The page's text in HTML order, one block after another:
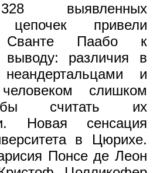
выявленных
цепочек привели
Сванте Паабо к
выводу: различия в
и
слишком
считать их
Новая сенсация
в Цюрихе.
Понсе де Леон